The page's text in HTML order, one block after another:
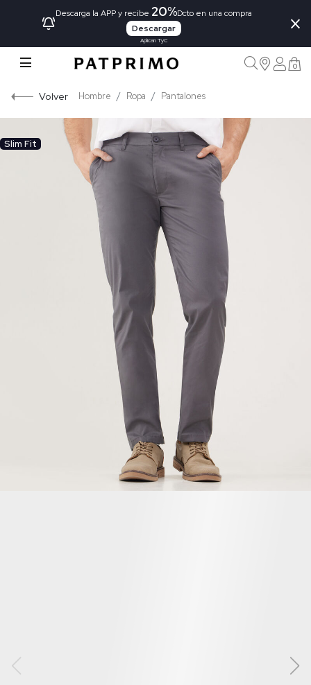
Descarga la APP y recibe 20%Dcto en una compra
Descargar
Aplican TyC
×
0
Volver Hombre Ropa Pantalones
Slim Fit